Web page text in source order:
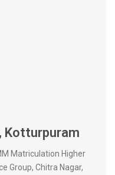
Kotturpuram
Matriculation Higher
Group, Chitra Nagar,